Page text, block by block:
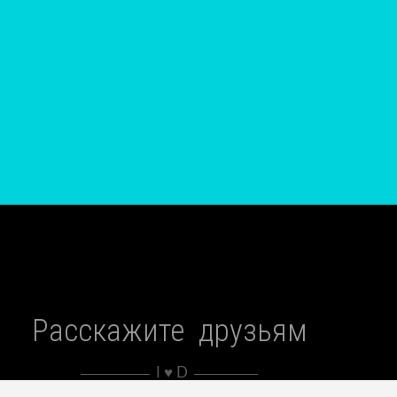
Расскажите друзьям